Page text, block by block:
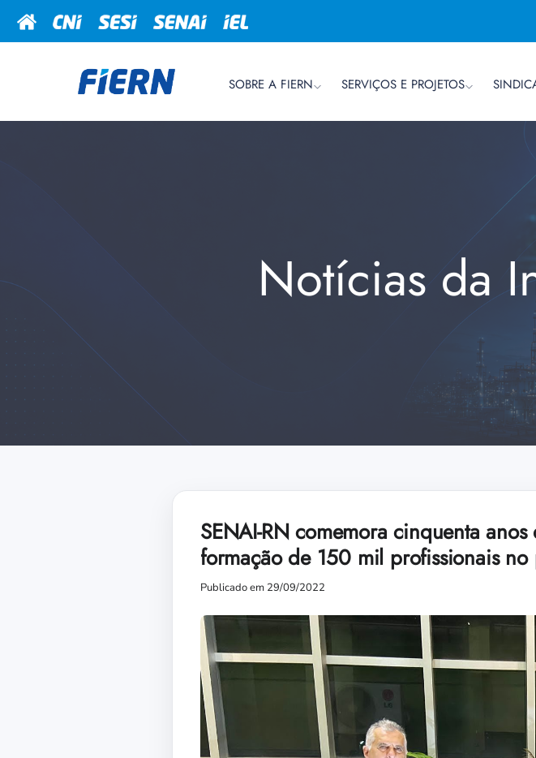
SOBRE A FIERN SERVIÇOS E PROJETOS
Notícias da
SENAI-RN comemora cinquenta
formação de 150 mil profissionais
Publicado em 29/09/2022